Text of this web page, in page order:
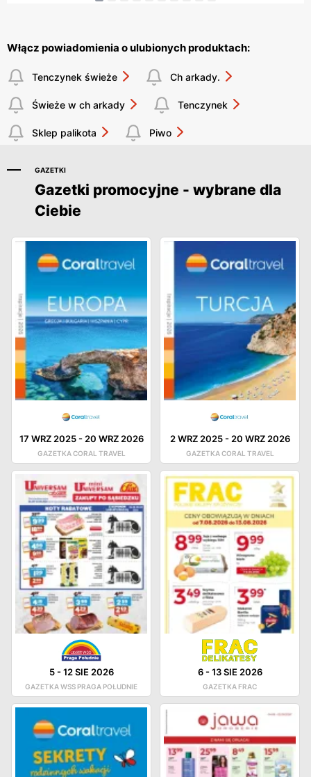
Włącz powiadomienia o ulubionych produktach:
Tenczynek świeże Ch arkady.
Świeże w ch arkady Tenczynek
Sklep palikota Piwo
GAZETKI
Gazetki promocyjne - wybrane dla
Ciebie
17 WRZ 2025- 20 WRZ 2026
GAZETKA CORAL TRAVEL
2 WRZ 2025- 20 WRZ 2026
GAZETKA CORAL TRAVEL
5-12 SIE 2026
GAZETKA WSS PRAGA POŁUDNIE
6-13 SIE 2026
GAZETKA FRAC